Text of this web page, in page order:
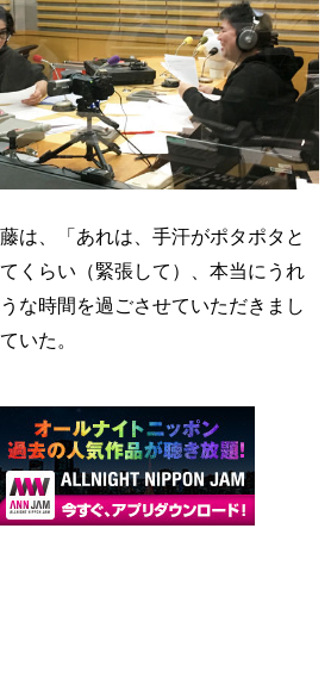
は、「あれは、手汗がポタポタと
くらい（緊張して）、本当にうれ
な時間を過ごさせていただきまし
いた。